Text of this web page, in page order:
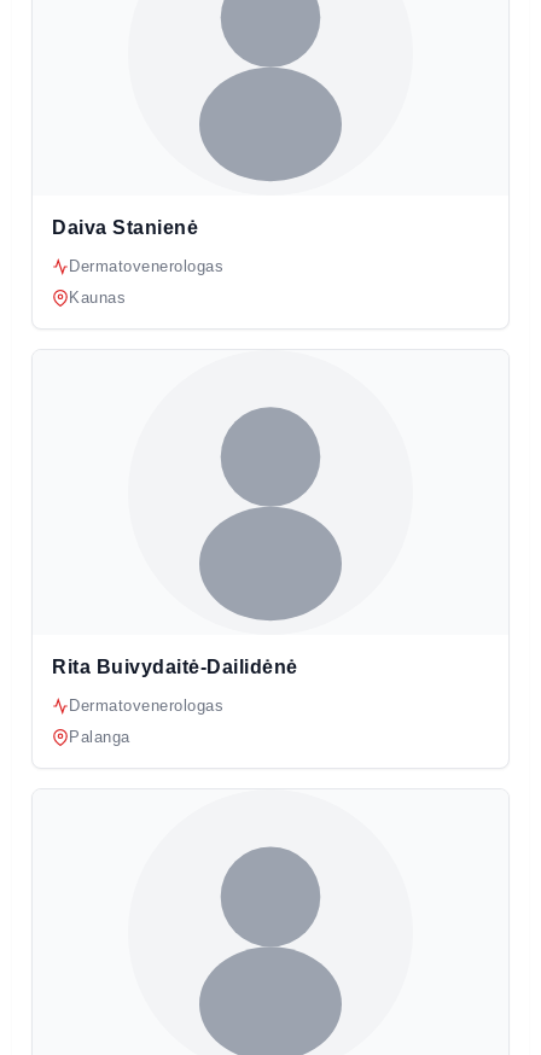
Daiva Stanienė
Dermatovenerologas
Kaunas
Rita Buivydaitė-Dailidėnė
Dermatovenerologas
Palanga